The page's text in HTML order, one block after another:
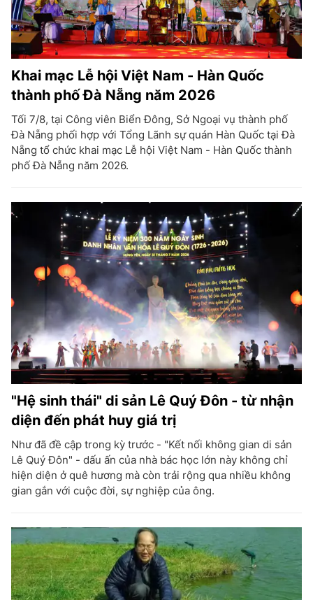
Khai mạc Lễ hội Việt Nam - Hàn Quốc
thành phố Đà Nẵng năm 2026
Tối 7/8, tại Công viên Biển Đông, Sở Ngoại vụ thành phố
Đà Nẵng phối hợp với Tổng Lãnh sự quán Hàn Quốc tại Đà
Nẵng tổ chức khai mạc Lễ hội Việt Nam - Hàn Quốc thành
phố Đà Nẵng năm 2026.
"Hệ sinh thái" di sản Lê Quý Đôn - từ nhận
diện đến phát huy giá trị
Như đã đề cập trong kỳ trước - "Kết nối không gian di sản
Lê Quý Đôn" - dấu ấn của nhà bác học lớn này không chỉ
hiện diện ở quê hương mà còn trải rộng qua nhiều không
gian gắn với cuộc đời, sự nghiệp của ông.